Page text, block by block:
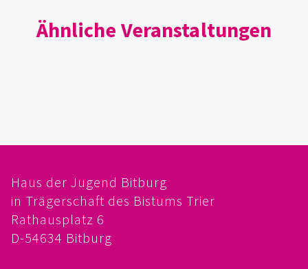
ÜBER UNS
FÖRDERVEREIN
PRAKTIKUM, FSJ
KONZEPTION
Ähnliche Veranstaltungen
Haus der Jugend Bitburg
in Trägerschaft des Bistums Trier
Rathausplatz 6
D-54634 Bitburg